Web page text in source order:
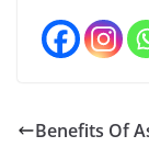
Benefits Of